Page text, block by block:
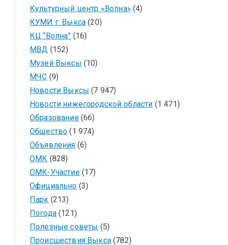
Культурный центр «Волна» (4)
КУМИ г. Выкса (20)
КЦ “Волна” (16)
МВД (152)
Музей Выксы (10)
МЧС (9)
Новости Выксы (7 947)
Новости нижегородской области (1 471)
Образование(66)
Общество (1 974)
Объявления (6)
ОМК (828)
ОМК-Участие(17)
Официально (3)
Парк (213)
Погода(121)
Полезные советы (5)
Происшествия Выкса(782)